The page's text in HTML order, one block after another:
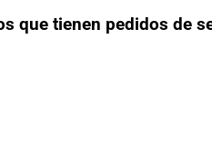
que tienen pedidos de